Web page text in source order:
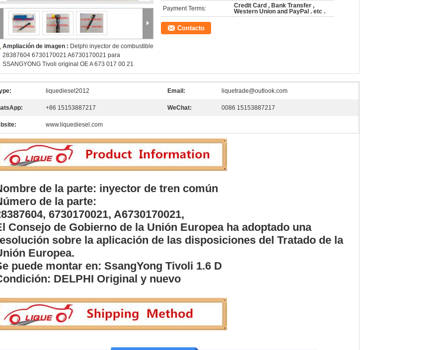
Ampliación de imagen : Delphi inyector de combustible
28387604 6730170021 A6730170021 para
SSANGYONG Tivoli original OE A 673 017 00 21
Payment Terms:
Credit Card , Bank Transfer ,
Western Union and PayPal . etc .
Contacto
liquediesel2012 Email: liquetrade@outlook.com
+86 15153887217 WeChat: 0086 15153887217
www.liquediesel.com
de la parte: inyector de tren común
de la parte:
6730170021, A6730170021,
Consejo de Gobierno de la Unión Europea ha adoptado una
sobre la aplicación de las disposiciones del Tratado de la
Europea.
puede montar en: SsangYong Tivoli 1.6 D
DELPHI Original y nuevo